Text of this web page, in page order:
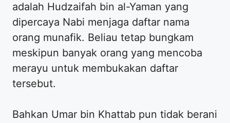
adalah Hudzaifah bin al-Yaman yang
dipercaya Nabi menjaga daftar nama
orang munafik. Beliau tetap bungkam
meskipun banyak orang yang mencoba
merayu untuk membukakan daftar
tersebut.
Bahkan Umar bin Khattab pun tidak berani